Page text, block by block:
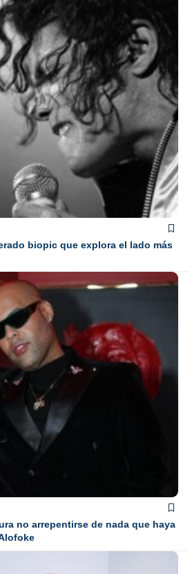
biopic que explora el lado más
no arrepentirse de nada que haya